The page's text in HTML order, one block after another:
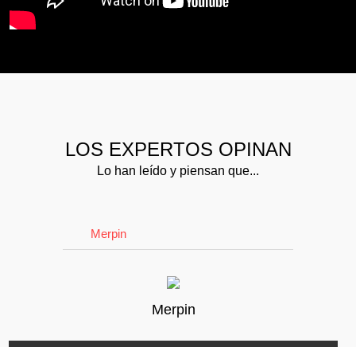
LOS EXPERTOS OPINAN
Lo han leído y piensan que...
Merpin
Merpin